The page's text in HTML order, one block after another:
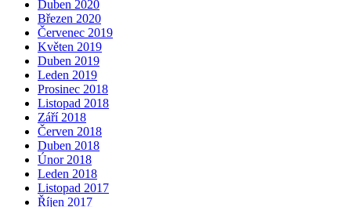
Duben 2020
Březen 2020
Červenec 2019
Květen 2019
Duben 2019
Leden 2019
Prosinec 2018
Listopad 2018
Září 2018
Červen 2018
Duben 2018
Únor 2018
Leden 2018
Listopad 2017
Říjen 2017